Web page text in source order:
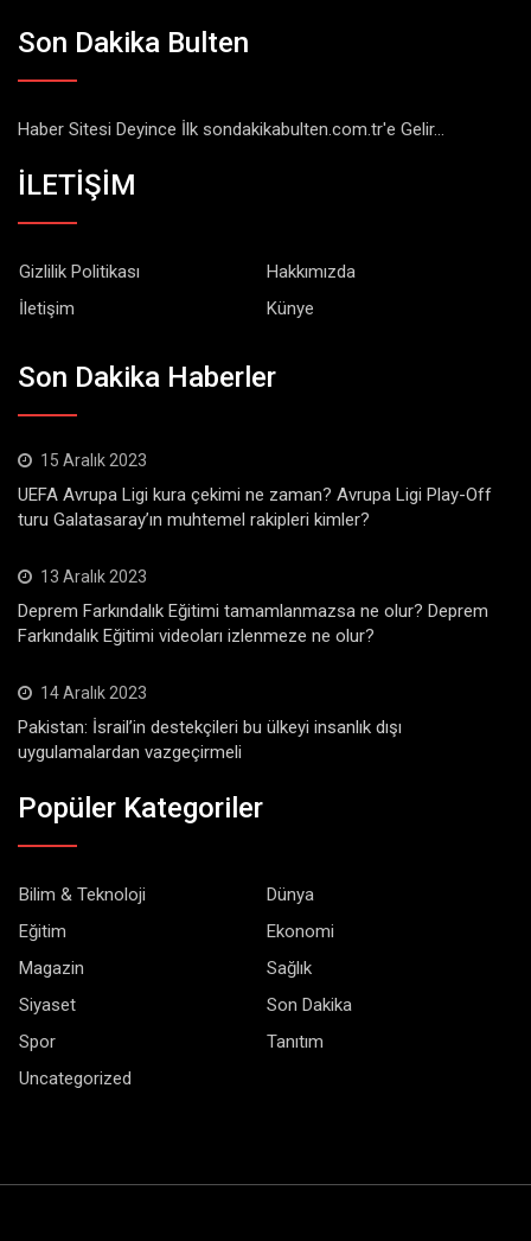
Son Dakika Bulten
Haber Sitesi Deyince İlk sondakikabulten.com.tr'e Gelir...
İLETİŞİM
Gizlilik Politikası
Hakkımızda
İletişim
Künye
Son Dakika Haberler
15 Aralık 2023
UEFA Avrupa Ligi kura çekimi ne zaman? Avrupa Ligi Play-Off
turu Galatasaray’ın muhtemel rakipleri kimler?
13 Aralık 2023
Deprem Farkındalık Eğitimi tamamlanmazsa ne olur? Deprem
Farkındalık Eğitimi videoları izlenmeze ne olur?
14 Aralık 2023
Pakistan: İsrail’in destekçileri bu ülkeyi insanlık dışı
uygulamalardan vazgeçirmeli
Popüler Kategoriler
Bilim & Teknoloji
Dünya
Eğitim
Ekonomi
Magazin
Sağlık
Siyaset
Son Dakika
Spor
Tanıtım
Uncategorized